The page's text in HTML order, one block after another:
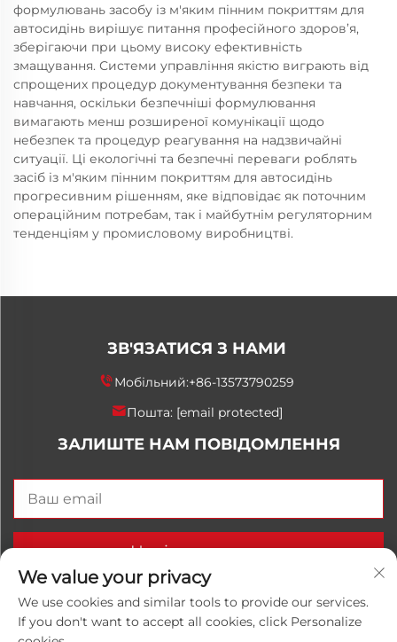
формулювань засобу із м'яким пінним покриттям для
автосидінь вирішує питання професійного здоров’я,
зберігаючи при цьому високу ефективність
змащування. Системи управління якістю виграють від
спрощених процедур документування безпеки та
навчання, оскільки безпечніші формулювання
вимагають менш розширеної комунікації щодо
небезпек та процедур реагування на надзвичайні
ситуації. Ці екологічні та безпечні переваги роблять
засіб із м'яким пінним покриттям для автосидінь
прогресивним рішенням, яке відповідає як поточним
операційним потребам, так і майбутнім регуляторним
тенденціям у промисловому виробництві.
ЗВ'ЯЗАТИСЯ З НАМИ
Мобільний:+86-13573790259
Пошта: [email protected]
ЗАЛИШТЕ НАМ ПОВІДОМЛЕННЯ
Надіслати зараз
Авторське право © 2025 China Shandong Luwanhong
We value your privacy
We use cookies and similar tools to provide our services.
If you don't want to accept all cookies, click Personalize